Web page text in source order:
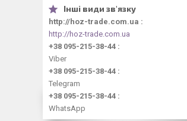
http://hoz-trade.com.ua
http://hoz-trade.com.ua
+38 095-215-38-44
Viber
+38 095-215-38-44
Telegram
+38 095-215-38-44
WhatsApp